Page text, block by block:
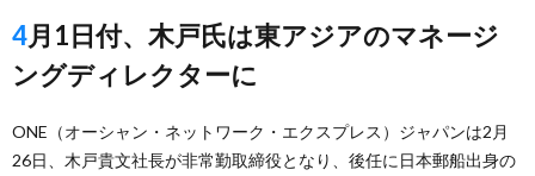
4月1日付、木戸氏は東アジアのマネージ
ングディレクターに
ONE（オーシャン・ネットワーク・エクスプレス）ジャパンは2月
26日、木戸貴文社長が非常勤取締役となり、後任に日本郵船出身の